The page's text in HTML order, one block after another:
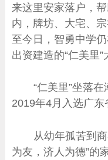
来这里安家落户，
内，牌坊、大宅、
至今日，智勇中学
出资建造的“仁美里”
“仁美里”坐落
2019年4月入选广东
从幼年孤苦到
为友，济人为德”的